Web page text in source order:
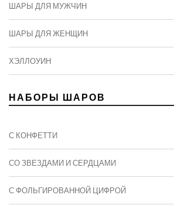
ШАРЫ ДЛЯ МУЖЧИН
ШАРЫ ДЛЯ ЖЕНЩИН
ХЭЛЛОУИН
НАБОРЫ ШАРОВ
С КОНФЕТТИ
СО ЗВЕЗДАМИ И СЕРДЦАМИ
С ФОЛЬГИРОВАННОЙ ЦИФРОЙ